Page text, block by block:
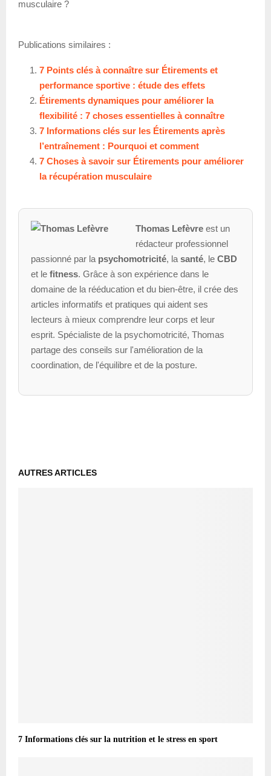
musculaire ?
Publications similaires :
7 Points clés à connaître sur Étirements et
performance sportive : étude des effets
Étirements dynamiques pour améliorer la
flexibilité : 7 choses essentielles à connaître
7 Informations clés sur les Étirements après
l’entraînement : Pourquoi et comment
7 Choses à savoir sur Étirements pour améliorer
la récupération musculaire
Thomas Lefèvreest un
rédacteur professionnel
passionné par la psychomotricité, la santé, le CBD
et le fitness. Grâce à son expérience dans le
domaine de la rééducation et du bien-être, il crée des
articles informatifs et pratiques qui aident ses
lecteurs à mieux comprendre leur corps et leur
esprit. Spécialiste de la psychomotricité, Thomas
partage des conseils sur l'amélioration de la
coordination, de l'équilibre et de la posture.
AUTRES ARTICLES
7 Informations clés sur la nutrition et le stress en sport